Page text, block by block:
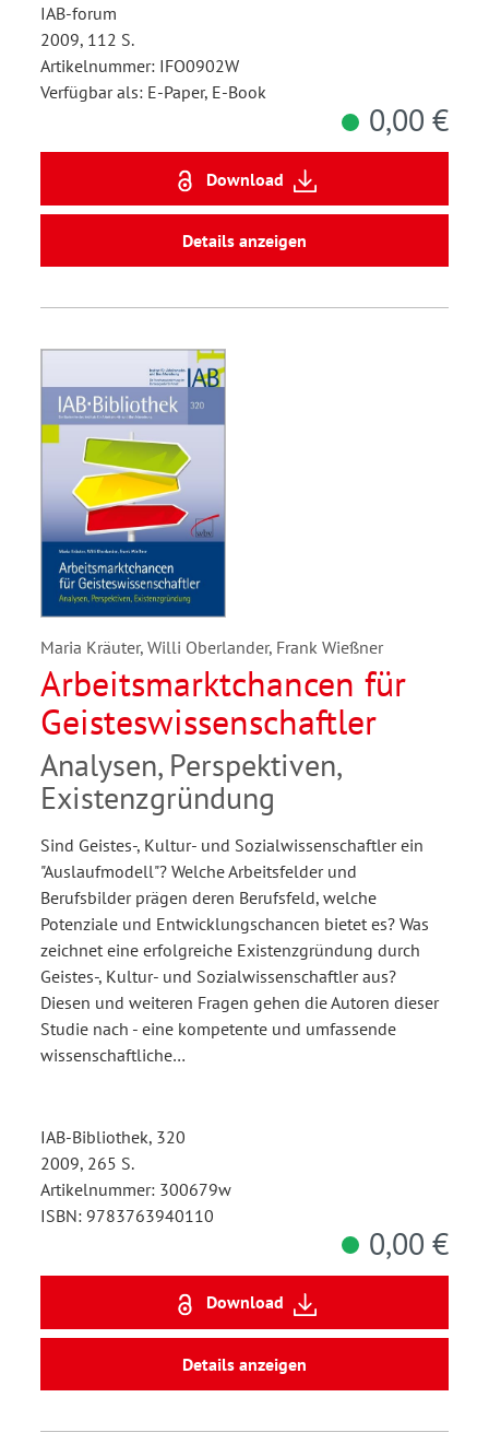
IAB-forum
2009, 112 S.
Artikelnummer: IFO0902W
Verfügbar als: E-Paper, E-Book
0,00 €
Download
Details anzeigen
Maria Kräuter, Willi Oberlander, Frank Wießner
Arbeitsmarktchancen für
Geisteswissenschaftler
Analysen, Perspektiven,
Existenzgründung
Sind Geistes-, Kultur- und Sozialwissenschaftler ein
"Auslaufmodell"? Welche Arbeitsfelder und
Berufsbilder prägen deren Berufsfeld, welche
Potenziale und Entwicklungschancen bietet es? Was
zeichnet eine erfolgreiche Existenzgründung durch
Geistes-, Kultur- und Sozialwissenschaftler aus?
Diesen und weiteren Fragen gehen die Autoren dieser
Studie nach - eine kompetente und umfassende
wissenschaftliche…
IAB-Bibliothek, 320
2009, 265 S.
Artikelnummer: 300679w
ISBN: 9783763940110
0,00 €
Download
Details anzeigen